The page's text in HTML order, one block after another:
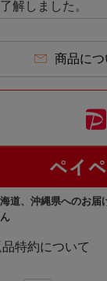
商品に
道、沖縄県へのお届
特約について